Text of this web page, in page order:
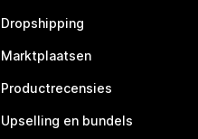
Dropshipping
Marktplaatsen
Productrecensies
Upselling en bundels